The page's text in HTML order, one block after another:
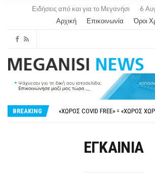
Ειδήσεις από και για το Μεγανήσι
6
Αρχική
Επικοινωνία Όροι
BREAKING
ΕΓΚΑΙΝΙΑ